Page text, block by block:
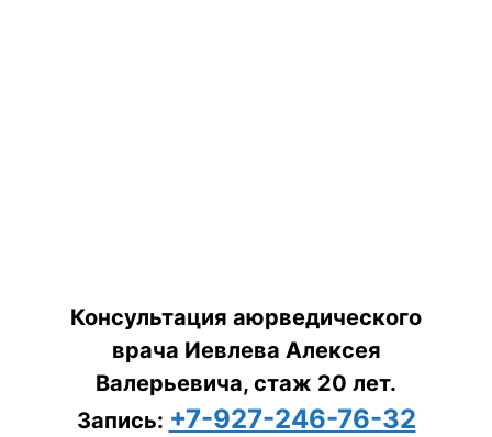
Консультация аюрведического
врача Иевлева Алексея
Валерьевича, стаж 20 лет.
Запись: +7-927-246-76-32